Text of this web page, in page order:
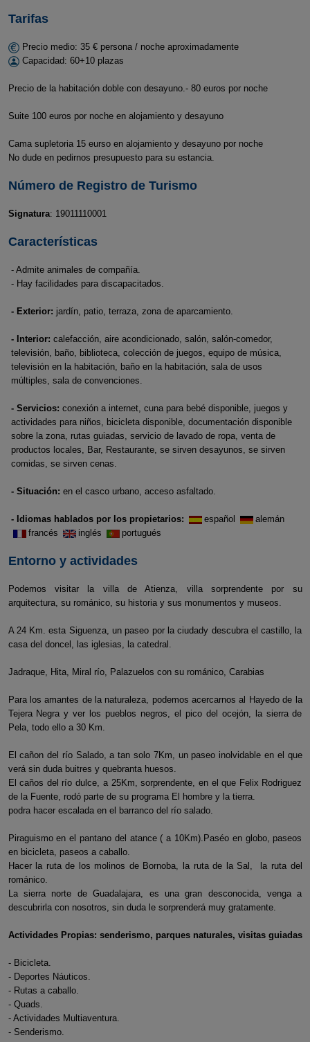
Tarifas
Precio medio: 35 € persona / noche aproximadamente
Capacidad: 60+10 plazas
Precio de la habitación doble con desayuno.- 80 euros por noche
Suite 100 euros por noche en alojamiento y desayuno
Cama supletoria 15 eurso en alojamiento y desayuno por noche
No dude en pedirnos presupuesto para su estancia.
Número de Registro de Turismo
Signatura: 19011110001
Características
- Admite animales de compañía.
- Hay facilidades para discapacitados.
- Exterior: jardín, patio, terraza, zona de aparcamiento.
- Interior: calefacción, aire acondicionado, salón, salón-comedor,
televisión, baño, biblioteca, colección de juegos, equipo de música,
televisión en la habitación, baño en la habitación, sala de usos
múltiples, sala de convenciones.
- Servicios: conexión a internet, cuna para bebé disponible, juegos y
actividades para niños, bicicleta disponible, documentación disponible
sobre la zona, rutas guiadas, servicio de lavado de ropa, venta de
productos locales, Bar, Restaurante, se sirven desayunos, se sirven
comidas, se sirven cenas.
- Situación: en el casco urbano, acceso asfaltado.
- Idiomas hablados por los propietarios: español
alemán
francés
inglés portugués
Entorno y actividades
Podemos visitar la villa de Atienza, villa sorprendente por su
arquitectura, su románico, su historia y sus monumentos y museos.
A 24 Km. esta Siguenza, un paseo por la ciudady descubra el castillo, la
casa del doncel, las iglesias, la catedral.
Jadraque, Hita, Miral río, Palazuelos con su románico, Carabias
Para los amantes de la naturaleza, podemos acercarnos al Hayedo de la
Tejera Negra y ver los pueblos negros, el pico del ocejón, la sierra de
Pela, todo ello a 30 Km.
El cañon del río Salado, a tan solo 7Km, un paseo inolvidable en el que
verá sin duda buitres y quebranta huesos.
El caños del río dulce, a 25Km, sorprendente, en el que Felix Rodriguez
de la Fuente, rodó parte de su programa El hombre y la tierra.
podra hacer escalada en el barranco del río salado.
Piraguismo en el pantano del atance ( a 10Km).Paséo en globo, paseos
en bicicleta, paseos a caballo.
Hacer la ruta de los molinos de Bornoba, la ruta de la Sal, la ruta del
románico.
La sierra norte de Guadalajara, es una gran desconocida, venga a
descubrirla con nosotros, sin duda le sorprenderá muy gratamente.
Actividades Propias: senderismo, parques naturales, visitas guiadas
- Bicicleta.
- Deportes Náuticos.
- Rutas a caballo.
- Quads.
- Actividades Multiaventura.
- Senderismo.